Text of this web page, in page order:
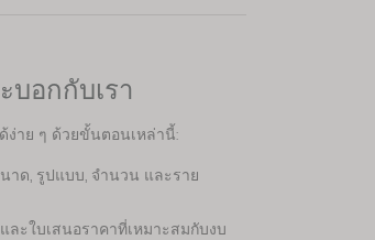
บอกกับเรา
าย ๆ ด้วยขั้นตอนเหล่านี้:
าด, รูปแบบ, จำนวน และราย
ละใบเสนอราคาที่เหมาะสมกับงบ